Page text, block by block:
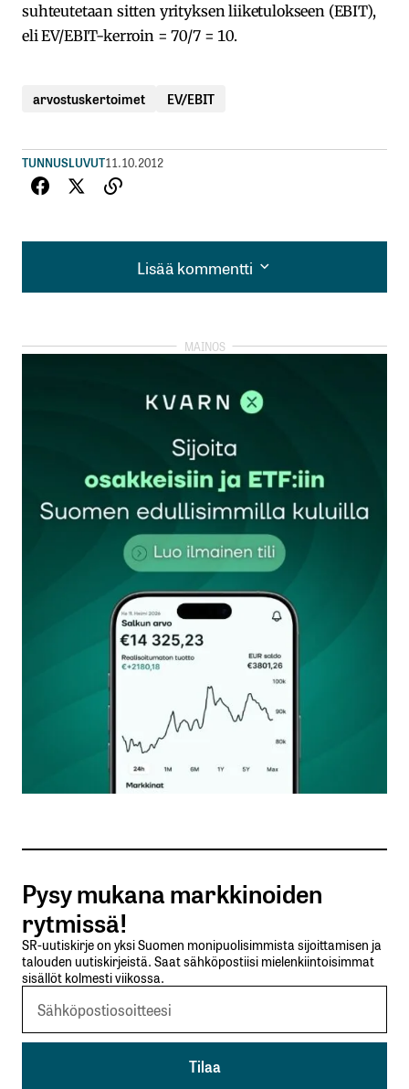
suhteutetaan sitten yrityksen liiketulokseen (EBIT),
eli EV/EBIT-kerroin = 70/7 = 10.
arvostuskertoimet EV/EBIT
TUNNUSLUVUT11.10.2012
Lisää kommentti
Lisää kommentti
kirjautua
rekisteröityä
Sähköpostiosoitettasi ei julkaista.Pakolliset
kentät on merkitty*
Kommentti*
Nimesi tai nimimerkkisi
Sähköpostiosoitteesi
Tilaa SalkunRakentajan uutiskirje
Lähetä kommentti
Pysy mukana markkinoiden
rytmissä!
SR-uutiskirje on yksi Suomen monipuolisimmista sijoittamisen ja
talouden uutiskirjeistä. Saat sähköpostiisi mielenkiintoisimmat
sisällöt kolmesti viikossa.